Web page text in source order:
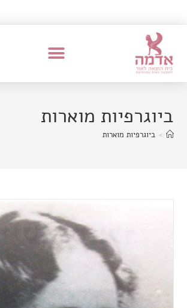
ביוגרפיות מוארות
> ביוגרפיות מוארות